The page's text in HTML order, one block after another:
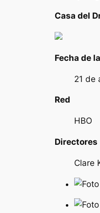
Casa del
Fecha de
21 de
Red
HBO
Directores
Clare